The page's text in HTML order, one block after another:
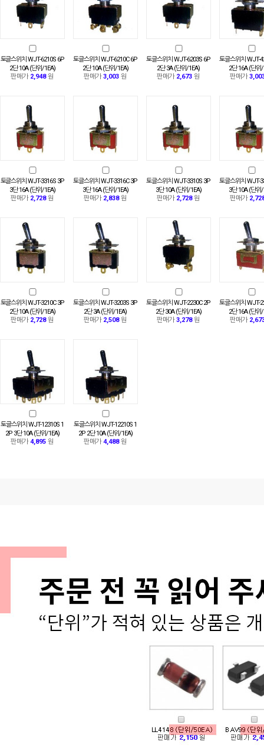
토글스위치 WJT-6210S 6P
2단 10A (단위/1EA)
판매가 2,948원
토글스위치 WJT-6210C 6P
2단 10A (단위/1EA)
판매가3,003 원
토글스위치 WJT-6203S 6P
2단 3A (단위/1EA)
판매가 2,673 원
토글스위치 WJT-
2단 16A (단위
판매가
토글스위치 WJT-3316S 3P
3단 16A (단위/1EA)
판매가 2,728원
토글스위치 WJT-3316C 3P
3단 16A (단위/1EA)
판매가 2,838원
토글스위치 WJT-3310S 3P
3단 10A (단위/1EA)
판매가 2,728원
토글스위치 WJT-
3단 10A (단위
판매가
토글스위치 WJT-3210C 3P
2단 10A (단위/1EA)
판매가 2,728원
토글스위치 WJT-3203S 3P
2단 3A (단위/1EA)
판매가 2,508원
토글스위치 WJT-2230C 2P
2단 30A (단위/1EA)
판매가3,278원
토글스위치 WJT-
2단 16A (단위
판매가
토글스위치 WJT-12310S 1
2P 3단 10A (단위/1EA)
판매가4,895 원
토글스위치 WJT-12210S 1
2P 2단 10A (단위/1EA)
판매가4,488원